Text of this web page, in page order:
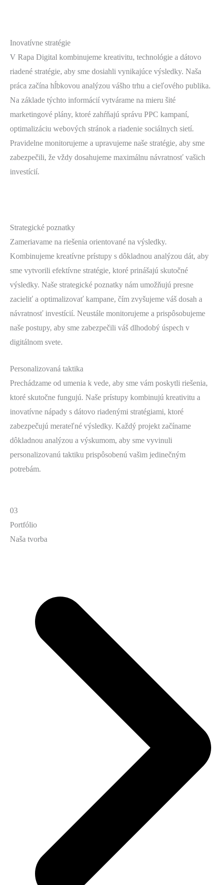
Inovatívne stratégie
V Rapa Digital kombinujeme kreativitu, technológie a dátovo
riadené stratégie, aby sme dosiahli vynikajúce výsledky. Naša
práca začína hĺbkovou analýzou vášho trhu a cieľového publika.
Na základe týchto informácií vytvárame na mieru šité
marketingové plány, ktoré zahŕňajú správu PPC kampaní,
optimalizáciu webových stránok a riadenie sociálnych sietí.
Pravidelne monitorujeme a upravujeme naše stratégie, aby sme
zabezpečili, že vždy dosahujeme maximálnu návratnosť vašich
investícií.
Strategické poznatky
Zameriavame na riešenia orientované na výsledky.
Kombinujeme kreatívne prístupy s dôkladnou analýzou dát, aby
sme vytvorili efektívne stratégie, ktoré prinášajú skutočné
výsledky. Naše strategické poznatky nám umožňujú presne
zacieliť a optimalizovať kampane, čím zvyšujeme váš dosah a
návratnosť investícií. Neustále monitorujeme a prispôsobujeme
naše postupy, aby sme zabezpečili váš dlhodobý úspech v
digitálnom svete.
Personalizovaná taktika
Prechádzame od umenia k vede, aby sme vám poskytli riešenia,
ktoré skutočne fungujú. Naše prístupy kombinujú kreativitu a
inovatívne nápady s dátovo riadenými stratégiami, ktoré
zabezpečujú merateľné výsledky. Každý projekt začíname
dôkladnou analýzou a výskumom, aby sme vyvinuli
personalizovanú taktiku prispôsobenú vašim jedinečným
potrebám.
03
Portfólio
Naša tvorba